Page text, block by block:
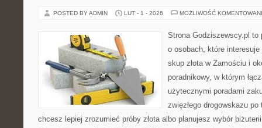
POSTED BY ADMIN LUT - 1 - 2026 MOŻLIWOŚĆ
Strona Godziszewscy.pl to
o osobach, które
skup złota w Zamościu i
poradnikowy, w którym
użytecznymi poradami
zwięzłego drogowskazu
chcesz lepiej zrozumieć próby złota albo planujesz wybór